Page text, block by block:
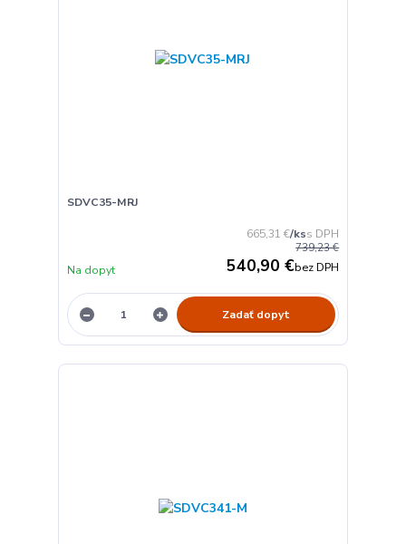
SDVC35-MRJ
739,23 €
665,31 €/ks
540,90 €bez DPH
Na dopyt
Zadať dopyt